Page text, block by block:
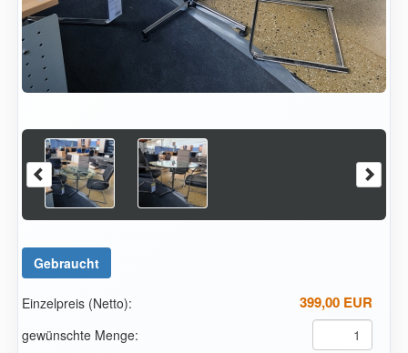
Gebraucht
Einzelpreis (Netto): 399,00 EUR
gewünschte Menge: